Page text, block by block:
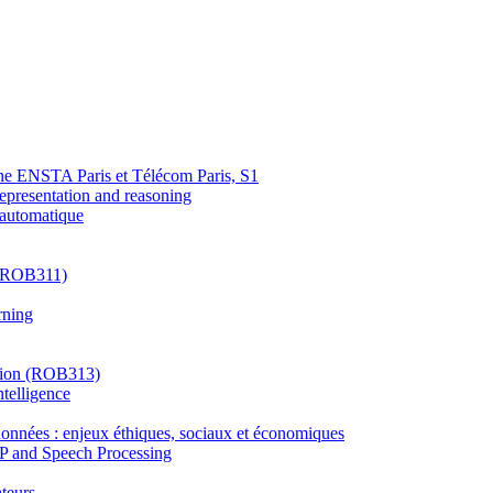
ENSTA Paris et Télécom Paris, S1
and reasoning
(ROB313)
: enjeux éthiques, sociaux et économiques
and Speech Processing